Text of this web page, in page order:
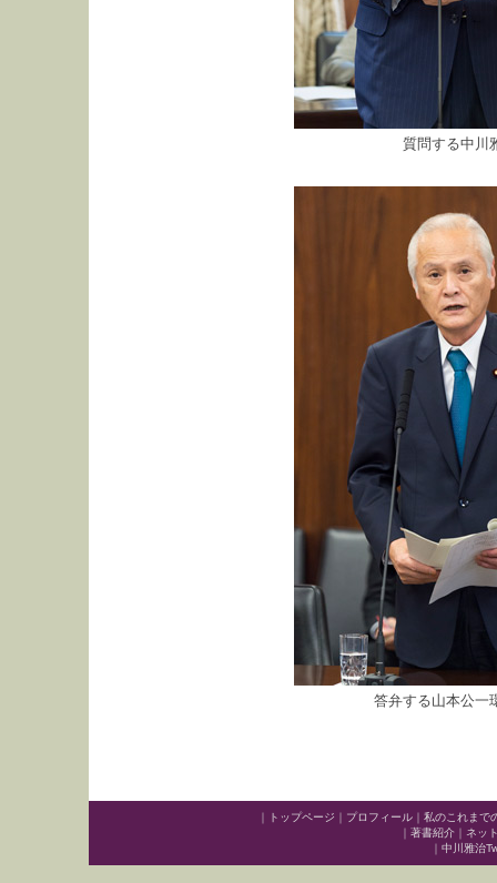
質問する中川
答弁する山本公一
｜ トップページ ｜ プロフィール ｜ 私のこれまで
｜ 著書紹介 ｜ ネッ
｜ 中川雅治